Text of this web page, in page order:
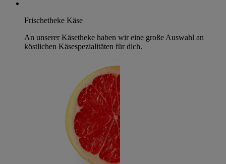
Frischetheke Käse
An unserer Käsetheke haben wir eine große Auswahl an
köstlichen Käsespezialitäten für dich.